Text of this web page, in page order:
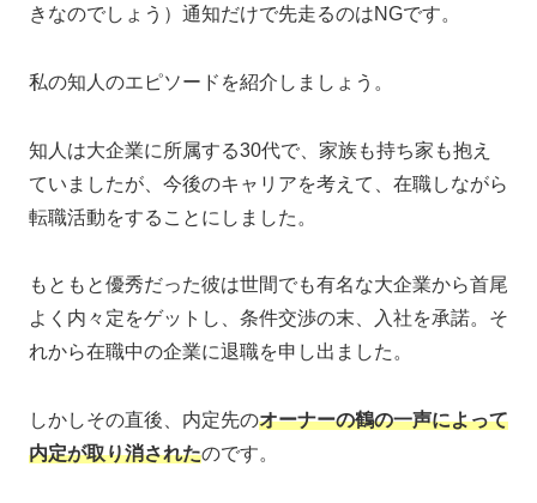
きなのでしょう）通知だけで先走るのはNGです。
私の知人のエピソードを紹介しましょう。
知人は大企業に所属する30代で、家族も持ち家も抱え
ていましたが、今後のキャリアを考えて、在職しながら
転職活動をすることにしました。
もともと優秀だった彼は世間でも有名な大企業から首尾
よく内々定をゲットし、条件交渉の末、入社を承諾。そ
れから在職中の企業に退職を申し出ました。
しかしその直後、内定先のオーナーの鶴の一声によって
内定が取り消されたのです。